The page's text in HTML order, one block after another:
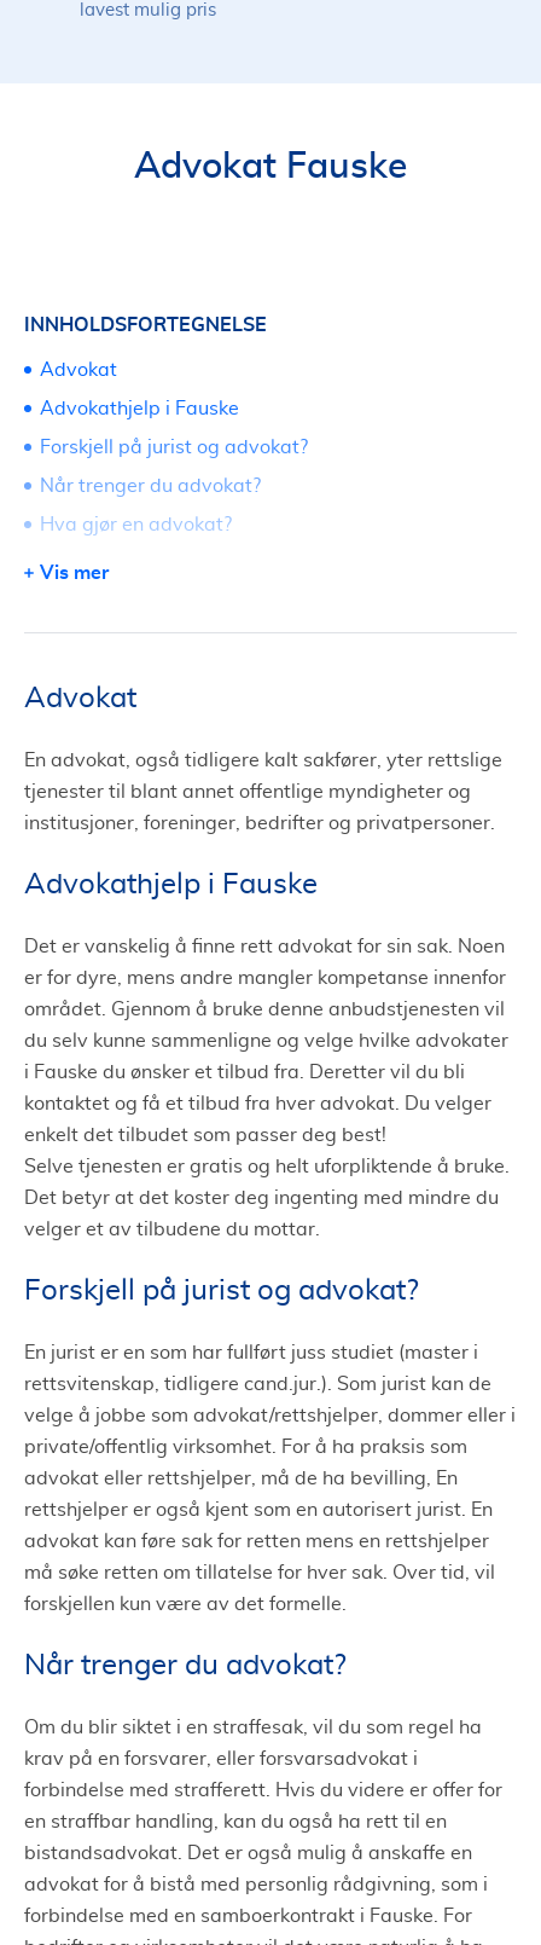
lavest mulig pris
Advokat Fauske
Advokat
En advokat, også tidligere kalt sakfører, yter rettslige
tjenester til blant annet offentlige myndigheter og
institusjoner, foreninger, bedrifter og privatpersoner.
Advokathjelp i Fauske
Det er vanskelig å finne rett advokat for sin sak. Noen
er for dyre, mens andre mangler kompetanse innenfor
området. Gjennom å bruke denne anbudstjenesten vil
du selv kunne sammenligne og velge hvilke advokater
i Fauske du ønsker et tilbud fra. Deretter vil du bli
kontaktet og få et tilbud fra hver advokat. Du velger
enkelt det tilbudet som passer deg best!
Selve tjenesten er gratis og helt uforpliktende å bruke.
Det betyr at det koster deg ingenting med mindre du
velger et av tilbudene du mottar.
Forskjell på jurist og advokat?
En jurist er en som har fullført juss studiet (master i
rettsvitenskap, tidligere cand.jur.). Som jurist kan de
velge å jobbe som advokat/rettshjelper, dommer eller i
private/offentlig virksomhet. For å ha praksis som
advokat eller rettshjelper, må de ha bevilling, En
rettshjelper er også kjent som en autorisert jurist. En
advokat kan føre sak for retten mens en rettshjelper
må søke retten om tillatelse for hver sak. Over tid, vil
forskjellen kun være av det formelle.
Når trenger du advokat?
Om du blir siktet i en straffesak, vil du som regel ha
krav på en forsvarer, eller forsvarsadvokat i
forbindelse med strafferett. Hvis du videre er offer for
en straffbar handling, kan du også ha rett til en
bistandsadvokat. Det er også mulig å anskaffe en
advokat for å bistå med personlig rådgivning, som i
forbindelse med en samboerkontrakt i Fauske. For
INNHOLDSFORTEGNELSE
Advokat
Advokathjelp i Fauske
Forskjell på jurist og advokat?
Når trenger du advokat?
Hva gjør en advokat?
Fri rettshjelp i Fauske
Vis mer